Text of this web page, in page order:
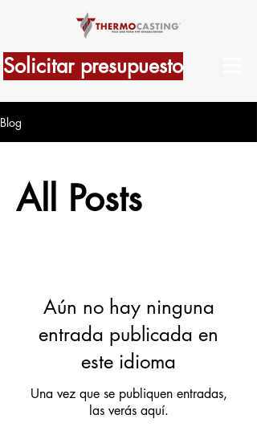
Solicitar presupuesto
Blog
All Posts
Aún no hay ninguna
entrada publicada en
este idioma
Una vez que se publiquen entradas,
las verás aquí.